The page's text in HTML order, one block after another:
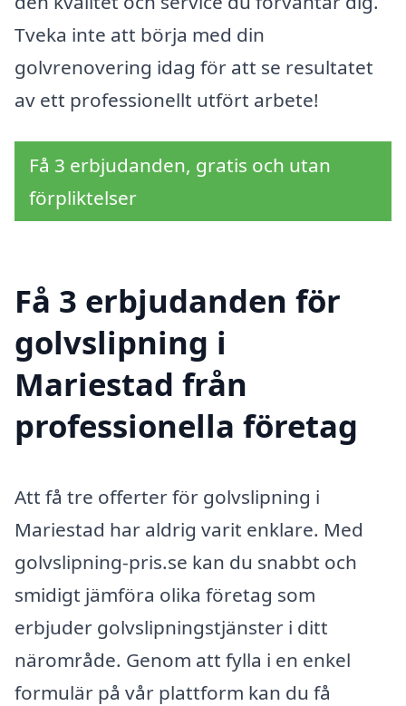
Tveka inte att börja med din
golvrenovering idag för att se resultatet
av ett professionellt utfört arbete!
Få 3 erbjudanden, gratis och utan
förpliktelser
Få 3 erbjudanden för
golvslipning i
Mariestad från
professionella företag
Att få tre offerter för golvslipning i
Mariestad har aldrig varit enklare. Med
golvslipning-pris.se kan du snabbt och
smidigt jämföra olika företag som
erbjuder golvslipningstjänster i ditt
närområde. Genom att fylla i en enkel
formulär på vår plattform kan du få